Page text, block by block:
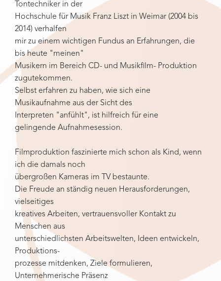
Tontechniker in der
Hochschule für Musik Franz Liszt in Weimar (2004 bis
2014) verhalfen
mir zu einem wichtigen Fundus an Erfahrungen, die
bis heute "meinen"
Musikern im Bereich CD- und Musikfilm- Produktion
zugutekommen.
Selbst erfahren zu haben, wie sich eine
Musikaufnahme aus der Sicht des
Interpreten "anfühlt", ist hilfreich für eine
gelingende Aufnahmesession.
Filmproduktion faszinierte mich schon als Kind, wenn
ich die damals noch
übergroßen Kameras im TV bestaunte.
Die Freude an ständig neuen Herausforderungen,
vielseitiges
kreatives Arbeiten, vertrauensvoller Kontakt zu
Menschen aus
unterschiedlichsten Arbeitswelten, Ideen entwickeln,
Produktions-
prozesse mitdenken, Ziele formulieren,
Unternehmerische Präsenz